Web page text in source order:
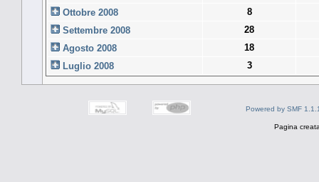
Ottobre 2008
8
Settembre 2008
28
Agosto 2008
18
Luglio 2008
3
Powered by SMF
Pagina